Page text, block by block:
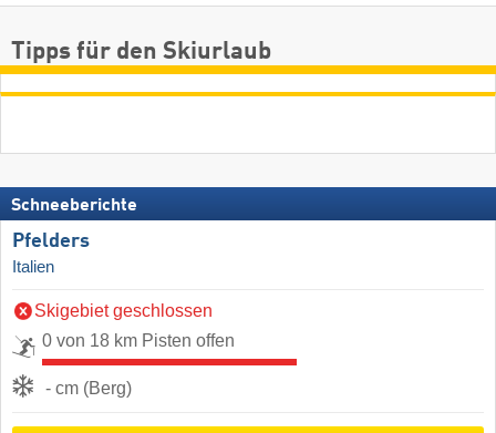
Tipps für den Skiurlaub
Schneeberichte
Pfelders
Italien
Skigebiet geschlossen
0 von 18 km Pisten offen
- cm (Berg)